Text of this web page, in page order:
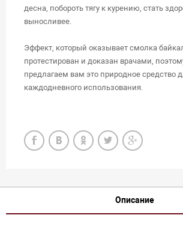
десна, побороть тягу к курению, стать
выносливее.
Эффект, который оказывает смолка
протестирован и доказан врачами,
предлагаем вам это природное средство
каждодневного использования.
Описание